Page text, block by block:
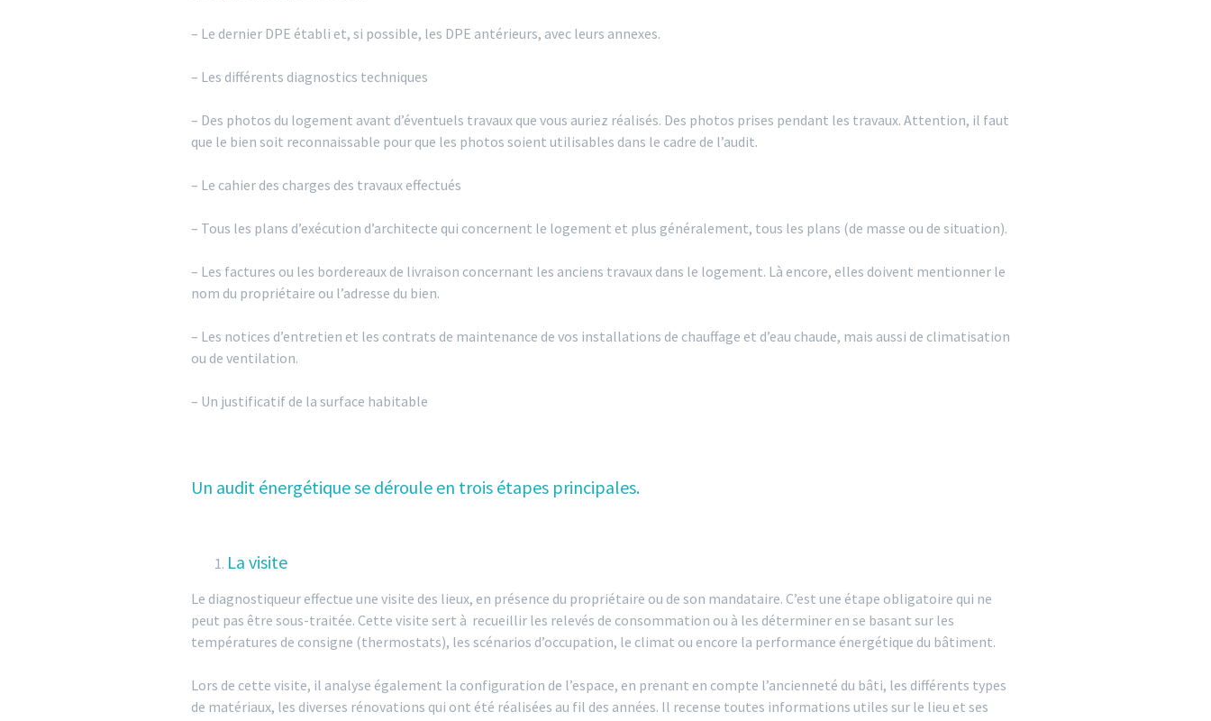
– Le dernier DPE établi et, si possible, les DPE antérieurs, avec leurs annexes.
– Les différents diagnostics techniques
– Des photos du logement avant d’éventuels travaux que vous auriez réalisés. Des photos prises pendant les travaux. Attention, il faut
que le bien soit reconnaissable pour que les photos soient utilisables dans le cadre de l’audit.
– Le cahier des charges des travaux effectués
– Tous les plans d’exécution d’architecte qui concernent le logement et plus généralement, tous les plans (de masse ou de situation).
– Les factures ou les bordereaux de livraison concernant les anciens travaux dans le logement. Là encore, elles doivent mentionner le
nom du propriétaire ou l’adresse du bien.
– Les notices d’entretien et les contrats de maintenance de vos installations de chauffage et d’eau chaude, mais aussi de climatisation
ou de ventilation.
– Un justificatif de la surface habitable
Un audit énergétique se déroule en trois étapes principales.
La visite
Le diagnostiqueur effectue une visite des lieux, en présence du propriétaire ou de son mandataire. C’est une étape obligatoire qui ne
peut pas être sous-traitée. Cette visite sert à recueillir les relevés de consommation ou à les déterminer en se basant sur les
températures de consigne (thermostats), les scénarios d’occupation, le climat ou encore la performance énergétique du bâtiment.
Lors de cette visite, il analyse également la configuration de l’espace, en prenant en compte l’ancienneté du bâti, les différents types
de matériaux, les diverses rénovations qui ont été réalisées au fil des années. Il recense toutes informations utiles sur le lieu et ses